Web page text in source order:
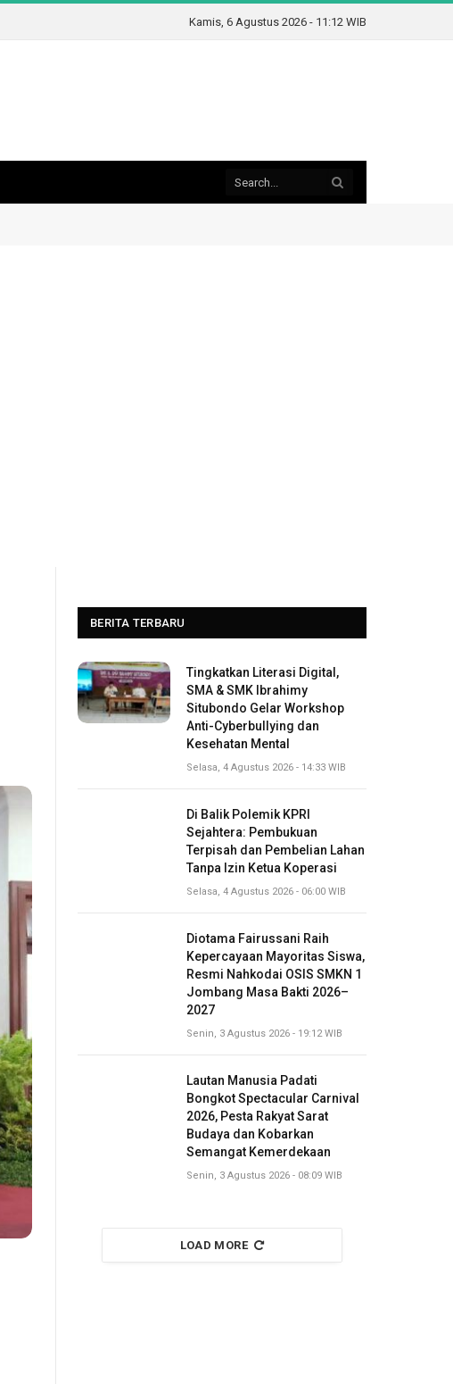
Kamis, 6 Agustus 2026 - 11:12 WIB
BERITA TERBARU
Tingkatkan Literasi Digital,
SMA & SMK Ibrahimy
Situbondo Gelar Workshop
Anti-Cyberbullying dan
Kesehatan Mental
Selasa, 4 Agustus 2026 - 14:33 WIB
Di Balik Polemik KPRI
Sejahtera: Pembukuan
Terpisah dan Pembelian Lahan
Tanpa Izin Ketua Koperasi
Selasa, 4 Agustus 2026 - 06:00 WIB
Diotama Fairussani Raih
Kepercayaan Mayoritas Siswa,
Resmi Nahkodai OSIS SMKN 1
Jombang Masa Bakti 2026–
2027
Senin, 3 Agustus 2026 - 19:12 WIB
Lautan Manusia Padati
Bongkot Spectacular Carnival
2026, Pesta Rakyat Sarat
Budaya dan Kobarkan
Semangat Kemerdekaan
Senin, 3 Agustus 2026 - 08:09 WIB
LOAD MORE